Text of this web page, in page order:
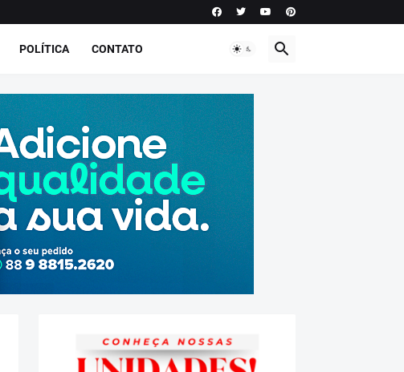
POLÍTICA CONTATO